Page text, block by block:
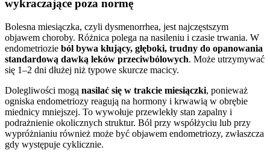
wykraczające poza normę
Bolesna miesiączka, czyli dysmenorrhea, jest najczęstszym
objawem choroby. Różnica polega na nasileniu i czasie trwania. W
endometriozie ból bywa kłujący, głęboki, trudny do opanowania
standardową dawką leków przeciwbólowych. Może utrzymywać
się 1–2 dni dłużej niż typowe skurcze macicy.
Dolegliwości mogą nasilać się w trakcie miesiączki, ponieważ
ogniska endometriozy reagują na hormony i krwawią w obrębie
miednicy mniejszej. To wywołuje przewlekły stan zapalny i
podrażnienie okolicznych struktur. Ból przy współżyciu lub przy
wypróżnianiu również może być objawem endometriozy, zwłaszcza
gdy występuje cyklicznie.